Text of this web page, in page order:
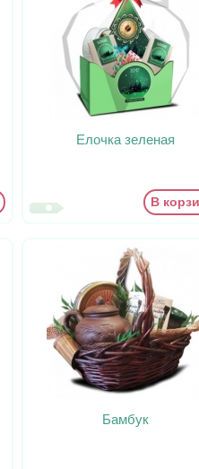
Елочка зеленая
В
Бамбук